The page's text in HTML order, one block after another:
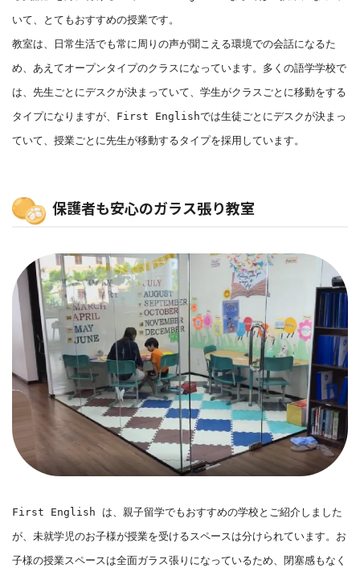
いて、とてもおすすめの授業です。
教室は、日常生活でも常に周りの声が聞こえる環境での会話になるた
め、あえてオープンタイプのクラスになっています。多くの語学学校で
は、先生ごとにデスクが決まっていて、学生がクラスごとに移動をする
タイプになりますが、First Englishでは生徒ごとにデスクが決まっ
ていて、授業ごとに先生が移動するタイプを採用しています。
保護者も安心のガラス張り教室
First English は、親子留学でもおすすめの学校とご紹介しました
が、未就学児のお子様が授業を受けるスペースは分けられています。お
子様の授業スペースは全面ガラス張りになっているため、閉塞感もなく